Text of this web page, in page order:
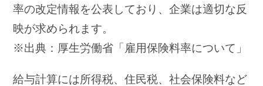
率の改定情報を公表しており、企業は適切な反
映が求められます。
※出典：厚生労働省「雇用保険料率について」
給与計算には所得税、住民税、社会保険料など